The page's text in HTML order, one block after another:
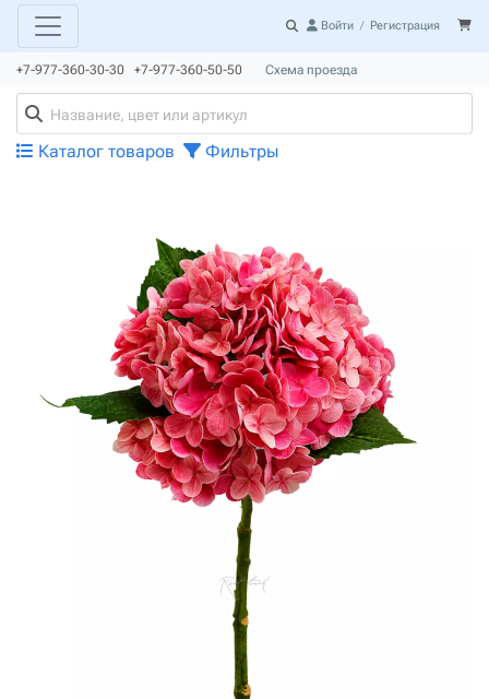
Войти / Регистрация
+7-977-360-30-30 +7-977-360-50-50 Схема проезда
Каталог товаров Фильтры